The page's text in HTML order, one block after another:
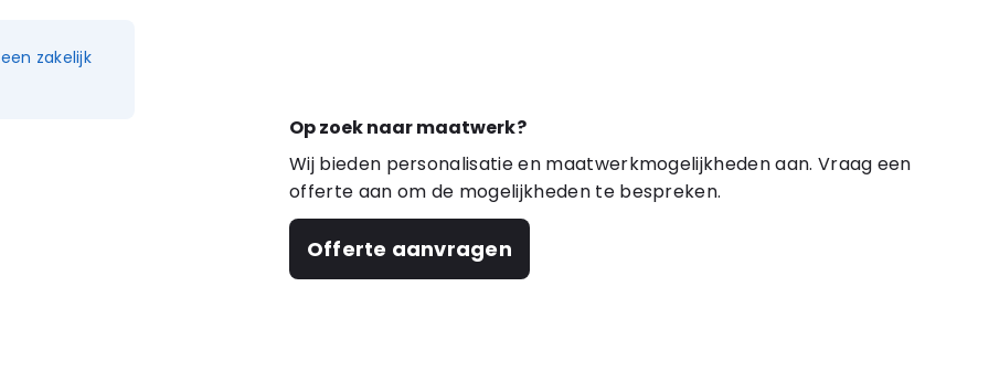
Op zoek naar maatwerk?
Wij bieden personalisatie en maatwerkmogelijkheden aan. Vraag een
offerte aan om de mogelijkheden te bespreken.
Offerte aanvragen
zakelijk